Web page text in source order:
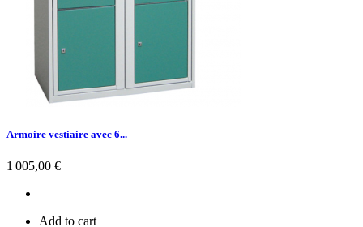
Armoire vestiaire avec 6...
Prix
1 005,00 €
Add to cart